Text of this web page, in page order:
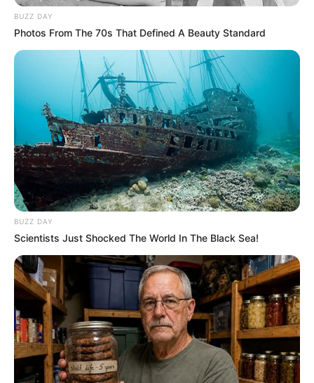
-G
Para se ter ideia, se a PEC 14 fosse aprovada, ela não precisaria
de um PLP para regulamentar a Paridade e Integralidade, porque o
seu texto já apresenta os dois benefícios, que tornam realmente a
Aposentadoria Especial, não apenas no nome.
Agora, os diretores da Confederação Nacional buscam:
💠 Garantir integralidade e paridade para os futuros aposentados;
💠 Evitar que aposentados recebam apenas um salário mínimo.
⚖️Obstáculos à aprovação
Apesar da mobilização,não há garantia de que oPLP 185será
votado e aprovadoainda em 2025. O maior obstáculo é a
BUZZ DAY
Photos From The 70s That Defined A Beauty Standard
BUZZ DAY
Scientists Just Shocked The World In The Black Sea!